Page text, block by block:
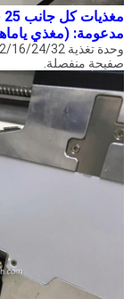
مدعومة: (مغذي
صفيحة منفصلة.